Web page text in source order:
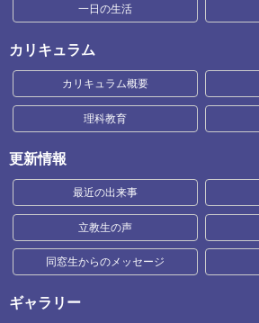
一日の生活
カリキュラム
カリキュラム概要
理科教育
更新情報
最近の出来事
立教生の声
同窓生からのメッセージ
ギャラリー